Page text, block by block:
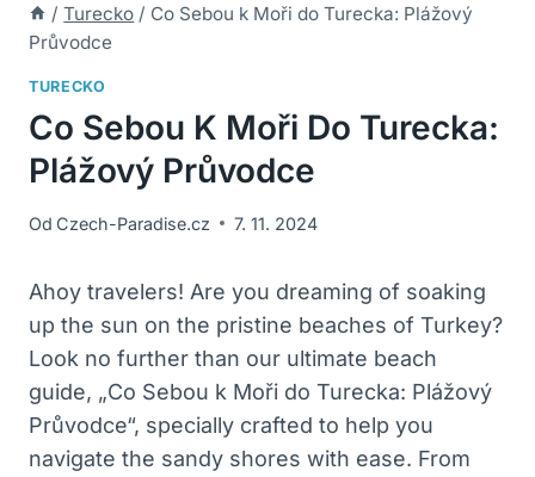
/ Turecko / Co Sebou k Moři do Turecka: Plážový
Průvodce
TURECKO
Co Sebou K Moři Do Turecka:
Plážový Průvodce
Od Czech-Paradise.cz 7. 11. 2024
Ahoy travelers! Are you dreaming ‍of soaking
up the sun ‍on the pristine beaches ​of‍ Turkey?
‍Look no further ‍than our ultimate ⁤beach
guide, „Co ​Sebou k Moři do ​Turecka: Plážový
Průvodce“, specially crafted to help you
navigate the sandy ⁣shores with⁤ ease. From